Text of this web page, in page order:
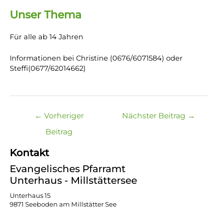
Kontakt
Evangelisches Pfarramt
Unterhaus - Millstättersee
Unterhaus 15
9871 Seeboden am Millstätter See
Unser Thema
Für alle ab 14 Jahren
Informationen bei Christine (0676/6071584) oder
Steffi(0677/62014662)
Beitragsnavigation
← Vorheriger
Beitrag
Nächster Beitrag →